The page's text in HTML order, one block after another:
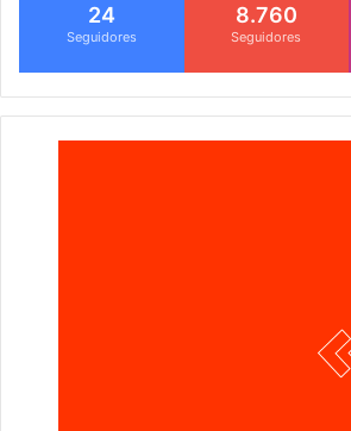
24
Seguidores
8.760
Seguidores